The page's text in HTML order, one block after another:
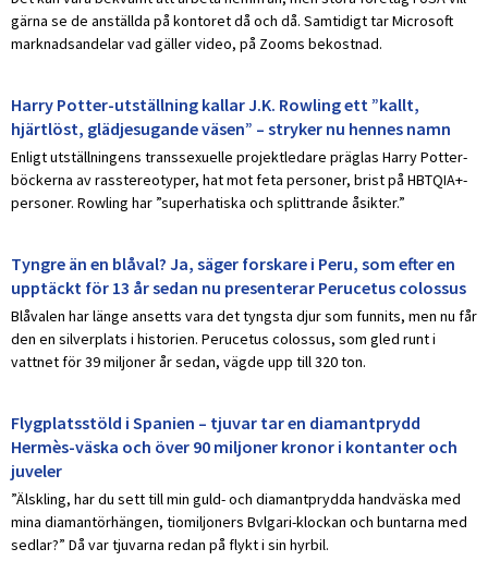
gärna se de anställda på kontoret då och då. Samtidigt tar Microsoft
marknadsandelar vad gäller video, på Zooms bekostnad.
Harry Potter-utställning kallar J.K. Rowling ett ”kallt,
hjärtlöst, glädjesugande väsen” – stryker nu hennes namn
Enligt utställningens transsexuelle projektledare präglas Harry Potter-
böckerna av rasstereotyper, hat mot feta personer, brist på HBTQIA+-
personer. Rowling har ”superhatiska och splittrande åsikter.”
Tyngre än en blåval? Ja, säger forskare i Peru, som efter en
upptäckt för 13 år sedan nu presenterar Perucetus colossus
Blåvalen har länge ansetts vara det tyngsta djur som funnits, men nu får
den en silverplats i historien. Perucetus colossus, som gled runt i
vattnet för 39 miljoner år sedan, vägde upp till 320 ton.
Flygplatsstöld i Spanien – tjuvar tar en diamantprydd
Hermès-väska och över 90 miljoner kronor i kontanter och
juveler
”Älskling, har du sett till min guld- och diamantprydda handväska med
mina diamantörhängen, tiomiljoners Bvlgari-klockan och buntarna med
sedlar?” Då var tjuvarna redan på flykt i sin hyrbil.